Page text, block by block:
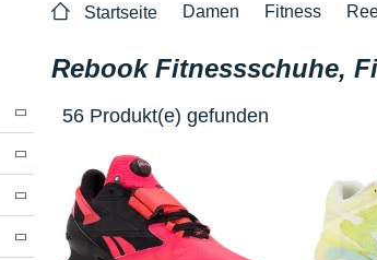
Startseite Damen Fitness
Rebook Fitnessschuhe,
56 Produkt(e) gefunden